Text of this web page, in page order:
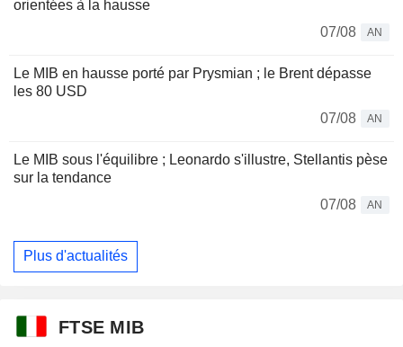
orientées à la hausse
07/08
AN
Le MIB en hausse porté par Prysmian ; le Brent dépasse
les 80 USD
07/08
AN
Le MIB sous l'équilibre ; Leonardo s'illustre, Stellantis pèse
sur la tendance
07/08
AN
Plus d'actualités
FTSE MIB